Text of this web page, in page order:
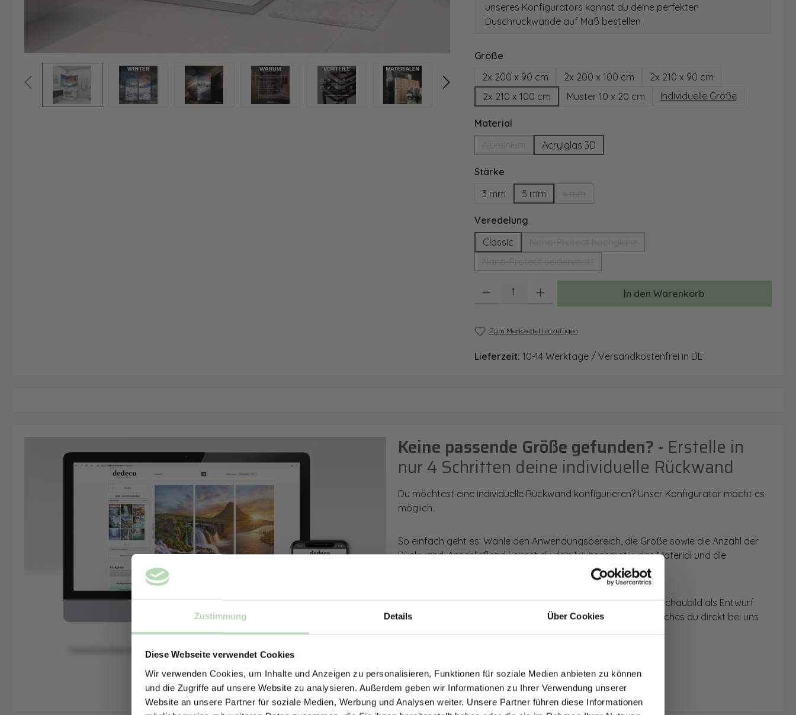
Zustimmung Details Über Cookies
Diese Webseite verwendet Cookies
Wir verwenden Cookies, um Inhalte und Anzeigen zu personalisieren, Funktionen für soziale Medien anbieten zu können
und die Zugriffe auf unsere Website zu analysieren. Außerdem geben wir Informationen zu Ihrer Verwendung unserer
Website an unsere Partner für soziale Medien, Werbung und Analysen weiter. Unsere Partner führen diese Informationen
unseres Konfigurators kannst du deine perfekten
Duschrückwände auf Maß bestellen
Größeauswählen
2x 200 x 90 cm
2x 200 x 100 cm
2x 210 x 90 cm
2x 210 x 100 cm
Muster 10 x 20 cm Individuelle Größe
Materialauswählen
(Diese Option ist zurzeit nicht verfügbar.)
Acrylglas 3D
Stärkeauswählen
3 mm
5 mm
Veredelungauswählen
Classic
(Diese Option ist zurzeit nicht verfügbar.)
Produkt Anzahl: Gib den gewünschten Wert ein oder benutze die Schaltflächen
In den Warenkorb
Zum Merkzettel hinzufügen
Lieferzeit: 10-14 Werktage / Versandkostenfrei in DE
Keine passende Größe gefunden? - Erstelle in
nur 4 Schritten deine individuelle Rückwand
Du möchtest eine individuelle Rückwand konfigurieren? Unser Konfigurator macht es
möglich.
So einfach geht es: Wähle den Anwendungsbereich, die Größe sowie die Anzahl der
Rückwand. Anschließend kannst du dein Wunschmotiv, das Material und die
Mithilfe unseres Konfigurators werden dir die Rückwände im Schaubild als Entwurf
dargestellt. Parallel erhältst du dein individuelles Angebot, welches du direkt bei uns
bestellen kannst.
Zum Konfigurator
Jetzt zum Newsletter anmelden.